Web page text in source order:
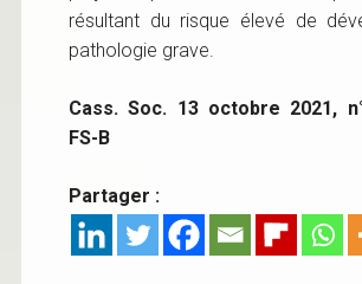
résultant du risque élevé de
pathologie grave.
Cass. Soc. 13 octobre 2021,
FS-B
Partager :